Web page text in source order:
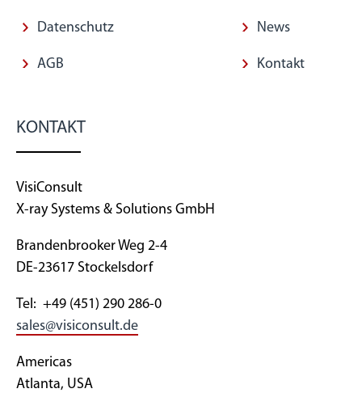
Datenschutz
AGB
News
Kontakt
KONTAKT
VisiConsult
X-ray Systems & Solutions GmbH
Brandenbrooker Weg 2-4
DE-23617 Stockelsdorf
Tel: +49 (451) 290 286-0
sales@visiconsult.de
Americas
Atlanta, USA